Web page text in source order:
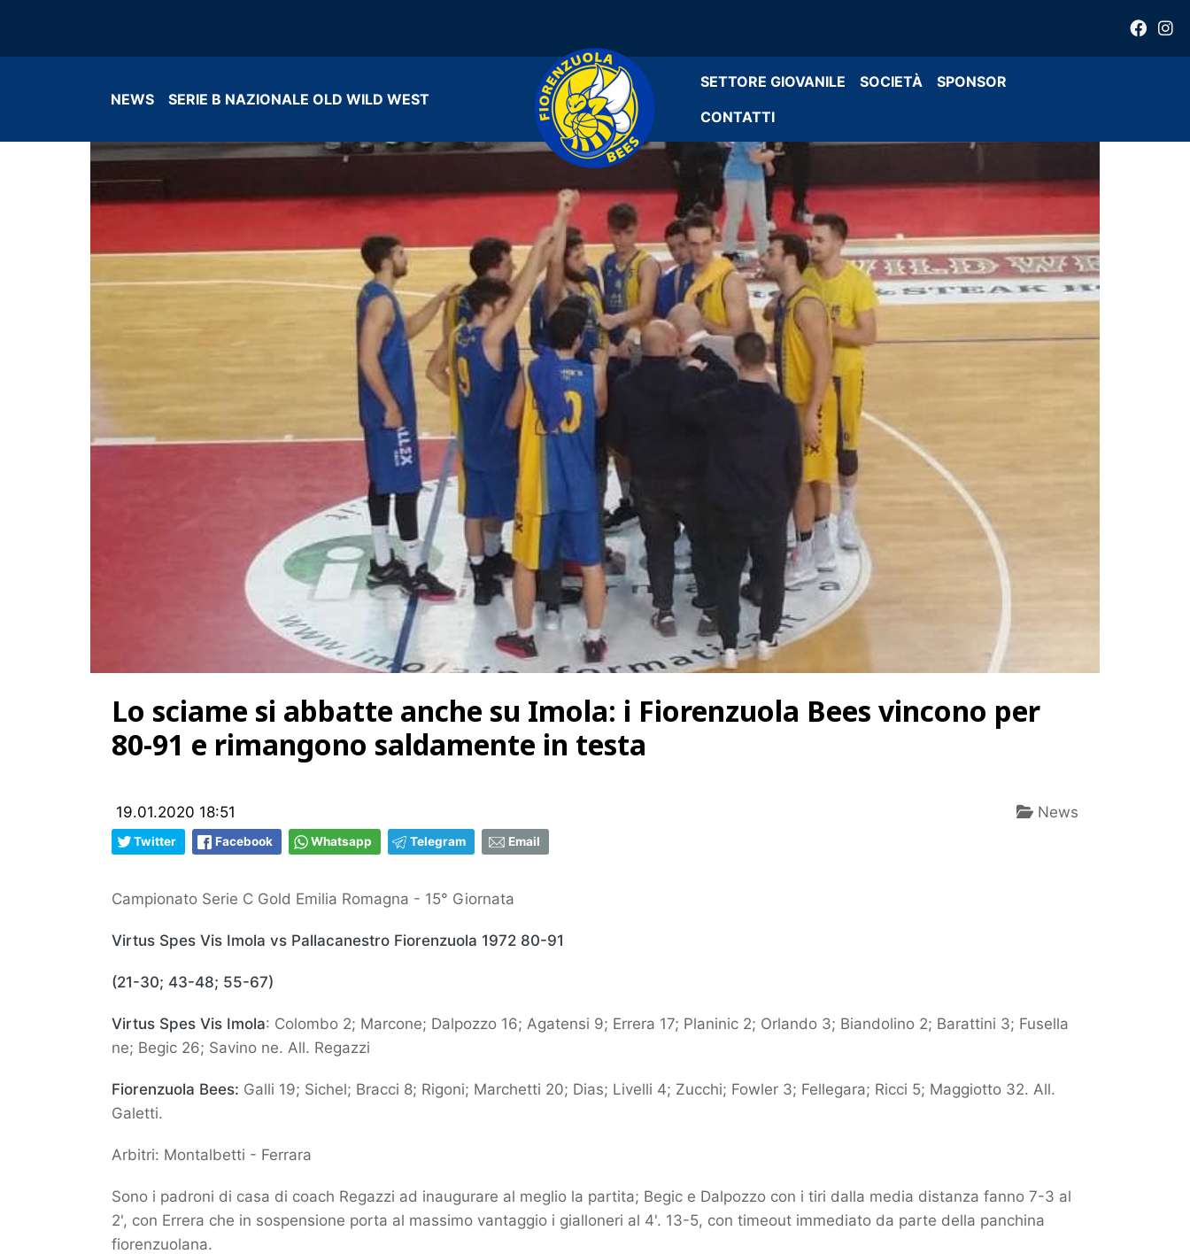
NEWS SERIE B NAZIONALE OLD WILD WEST
SETTORE GIOVANILE SOCIETÀ
SPONSOR
CONTATTI
Lo sciame si abbatte anche su Imola: i Fiorenzuola Bees vincono per
80-91 e rimangono saldamente in testa
19.01.2020 18:51 News
Twitter Facebook Whatsapp Telegram Email
Campionato Serie C Gold Emilia Romagna - 15° Giornata
Virtus Spes Vis Imola vs Pallacanestro Fiorenzuola 1972 80-91
(21-30; 43-48; 55-67)
Virtus Spes Vis Imola: Colombo 2; Marcone; Dalpozzo 16; Agatensi 9; Errera 17; Planinic 2; Orlando 3; Biandolino 2; Barattini 3; Fusella
ne; Begic 26; Savino ne. All. Regazzi
Fiorenzuola Bees: Galli 19; Sichel; Bracci 8; Rigoni; Marchetti 20; Dias; Livelli 4; Zucchi; Fowler 3; Fellegara; Ricci 5; Maggiotto 32. All.
Galetti.
Arbitri: Montalbetti - Ferrara
Sono i padroni di casa di coach Regazzi ad inaugurare al meglio la partita; Begic e Dalpozzo con i tiri dalla media distanza fanno 7-3 al
2', con Errera che in sospensione porta al massimo vantaggio i gialloneri al 4'. 13-5, con timeout immediato da parte della panchina
fiorenzuolana.